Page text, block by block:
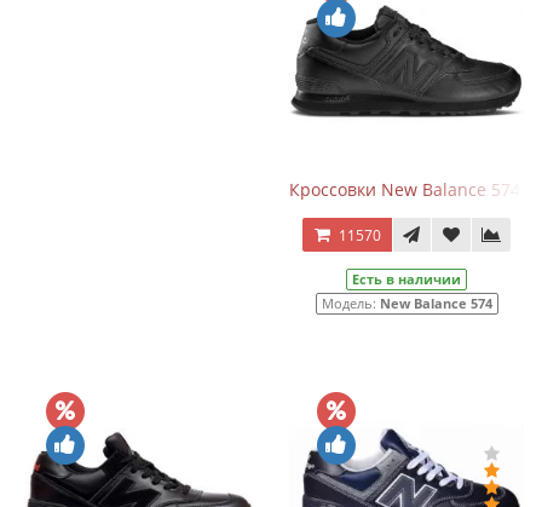
Кроссовки New Balance 574
11570
Есть в наличии
Модель: New Balance 574